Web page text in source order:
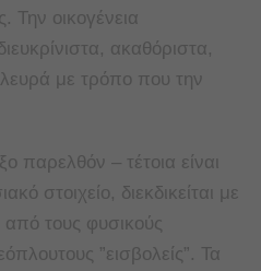
Την οικογένεια
ακαθόριστα,
με τρόπο που την
παρελθόν – τέτοια είναι
στοιχείο, διεκδικείται με
τους φυσικούς
”εισβολείς”. Τα